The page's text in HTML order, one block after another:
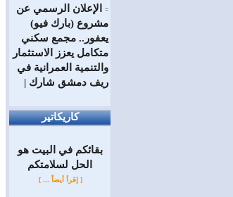
=
الإعلان الرسمي عن
مشروع (بارك فيو)
يعفور.. مجمع سكني
متكامل يعزز الاستثمار
والتنمية العمرانية في
ريف دمشق شارك |
كاريكاتير
بقائكم في البيت هو
الحل لسلامتكم
[ إقرأ أيضاً ... ]